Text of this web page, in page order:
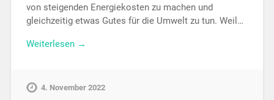
von steigenden Energiekosten zu machen und
gleichzeitig etwas Gutes für die Umwelt zu tun. Weil…
Weiterlesen →
4. November 2022